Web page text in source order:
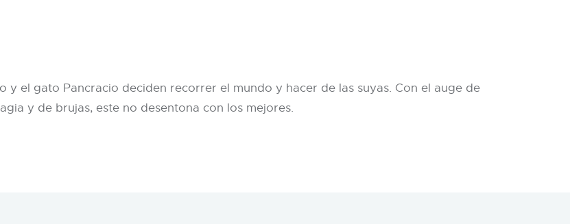
y el gato Pancracio deciden recorrer el mundo y hacer de las suyas. Con el auge de
y de brujas, este no desentona con los mejores.